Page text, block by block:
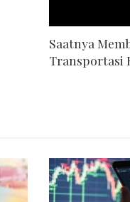
Saatnya
Transportasi